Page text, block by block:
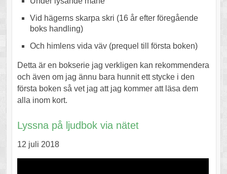
Vid hägerns skarpa skri (16 år efter föregående
boks handling)
Och himlens vida väv (prequel till första boken)
Detta är en bokserie jag verkligen kan rekommendera
och även om jag ännu bara hunnit ett stycke i den
första boken så vet jag att jag kommer att läsa dem
alla inom kort.
Lyssna på ljudbok via nätet
12 juli 2018